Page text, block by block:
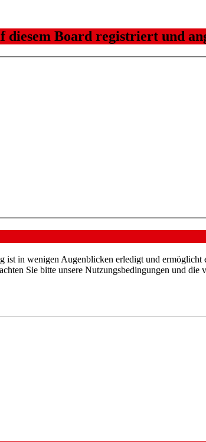
diesem Board registriert und
ist in wenigen Augenblicken erledigt und
Sie bitte unsere Nutzungsbedingungen und